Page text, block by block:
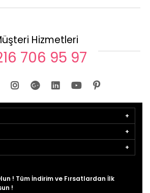
Hizmetleri
706 95 97
! Tüm İndirim ve Fırsatlardan İlk
!